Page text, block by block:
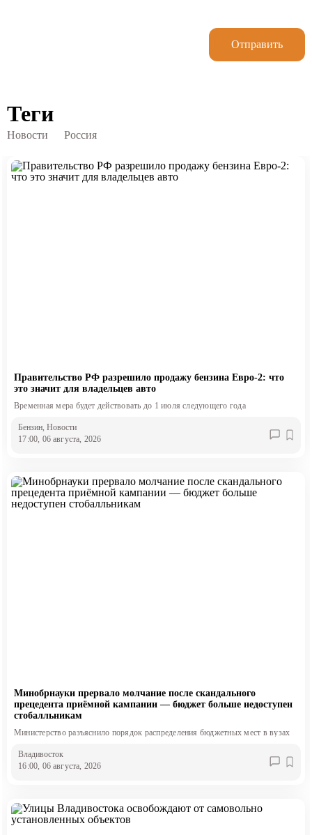
Отправить
Теги
Новости Россия
Правительство РФ разрешило продажу бензина Евро-2: что
это значит для владельцев авто
Временная мера будет действовать до 1 июля следующего года
Бензин, Новости
17:00, 06 августа, 2026
Минобрнауки прервало молчание после скандального
прецедента приёмной кампании — бюджет больше недоступен
стобалльникам
Министерство разъяснило порядок распределения бюджетных мест в вузах
Владивосток
16:00, 06 августа, 2026